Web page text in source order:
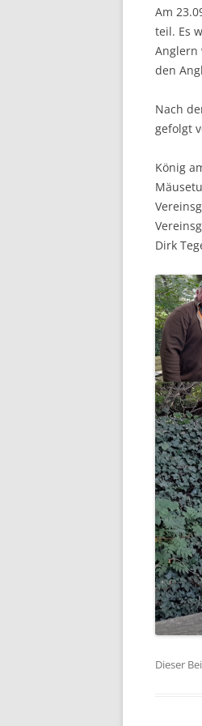
Am
teil. Es
Anglern
den
Nach
gefolgt
König
Dirk
Dieser